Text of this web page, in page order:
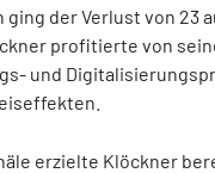
ging der Verlust von 23
profitierte von
und
erzielte Klöckner